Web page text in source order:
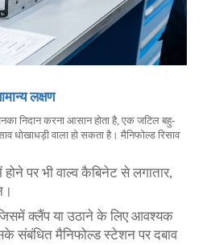
लक्षण
निदान करना आसान होता है, एक जटिल बहु-
धोखाधड़ी वाला हो सकता है। मैनिफोल्ड रिसाव
पर भी वाल्व कैबिनेट से लगातार,
क्लैंप या उठाने के लिए आवश्यक
संबंधित मैनिफोल्ड स्टेशन पर दबाव